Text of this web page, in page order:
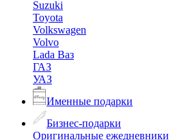
Suzuki
Toyota
Volkswagen
Volvo
Lada Ваз
ГАЗ
УАЗ
Именные подарки
Бизнес-подарки
Оригинальные ежедневники